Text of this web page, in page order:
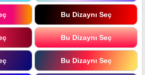
Bu Dizaynı Seç
Bu Dizaynı Seç
Bu Dizaynı Seç